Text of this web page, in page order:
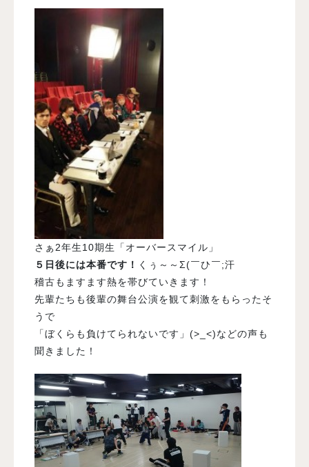
さぁ2年生10期生「オーバースマイル」
５日後には本番です！ くぅ～～Σ(￣ひ￣;汗
稽古もますます熱を帯びていきます！
先輩たちも後輩の舞台公演を観て刺激をもらったそ
うで
「ぼくらも負けてられないです」(>_<)などの声も
聞きました！